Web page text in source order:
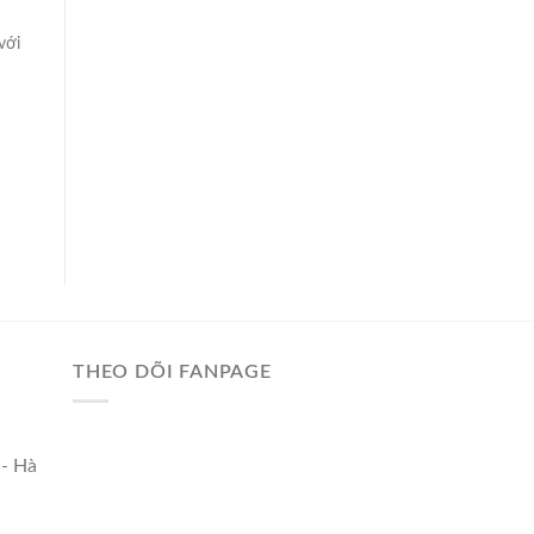
Hà
THEO DÕI FANPAGE